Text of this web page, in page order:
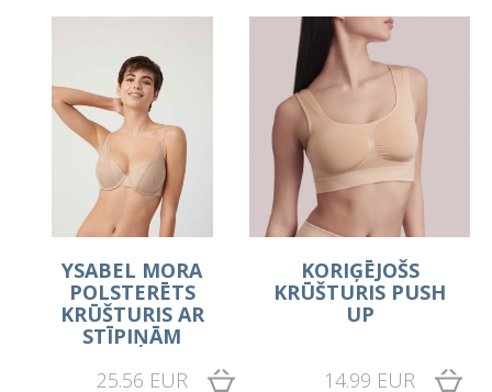
YSABEL MORA
POLSTERĒTS
KRŪŠTURIS AR
STĪPIŅĀM
25.56 EUR
KORIĢĒJOŠS
KRŪŠTURIS PUSH
UP
14.99 EUR